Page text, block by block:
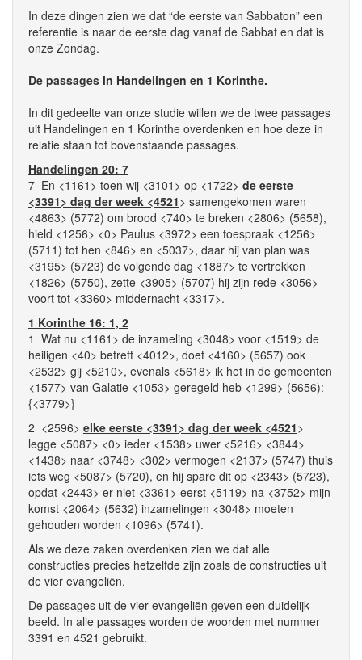
In deze dingen zien we dat “de eerste van Sabbaton” een
referentie is naar de eerste dag vanaf de Sabbat en dat is
onze Zondag.
De passages in Handelingen en 1 Korinthe.
In dit gedeelte van onze studie willen we de twee passages
uit Handelingen en 1 Korinthe overdenken en hoe deze in
relatie staan tot bovenstaande passages.
Handelingen 20: 7
7 En <1161> toen wij <3101> op <1722> de eerste
<3391> dag der week <4521> samengekomen waren
<4863> (5772) om brood <740> te breken <2806> (5658),
hield <1256> <0> Paulus <3972> een toespraak <1256>
(5711) tot hen <846> en <5037>, daar hij van plan was
<3195> (5723) de volgende dag <1887> te vertrekken
<1826> (5750), zette <3905> (5707) hij zijn rede <3056>
voort tot <3360> middernacht <3317>.
1 Korinthe 16: 1, 2
1 Wat nu <1161> de inzameling <3048> voor <1519> de
heiligen <40> betreft <4012>, doet <4160> (5657) ook
<2532> gij <5210>, evenals <5618> ik het in de gemeenten
<1577> van Galatie <1053> geregeld heb <1299> (5656):
{<3779>}
2 <2596> elke eerste <3391> dag der week <4521>
legge <5087> <0> ieder <1538> uwer <5216> <3844>
<1438> naar <3748> <302> vermogen <2137> (5747) thuis
iets weg <5087> (5720), en hij spare dit op <2343> (5723),
opdat <2443> er niet <3361> eerst <5119> na <3752> mijn
komst <2064> (5632) inzamelingen <3048> moeten
gehouden worden <1096> (5741).
Als we deze zaken overdenken zien we dat alle
constructies precies hetzelfde zijn zoals de constructies uit
de vier evangeliën.
De passages uit de vier evangeliën geven een duidelijk
beeld. In alle passages worden de woorden met nummer
3391 en 4521 gebruikt.